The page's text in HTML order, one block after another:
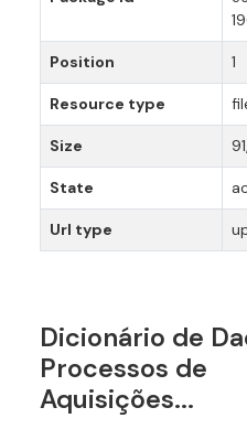
Dicionário de
Processos de
Aquisições...
Position 1
Resource type
Size
State
Url type